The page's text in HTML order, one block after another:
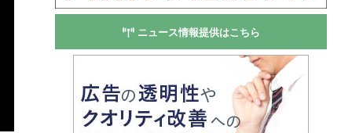
ニュース情報提供はこちら